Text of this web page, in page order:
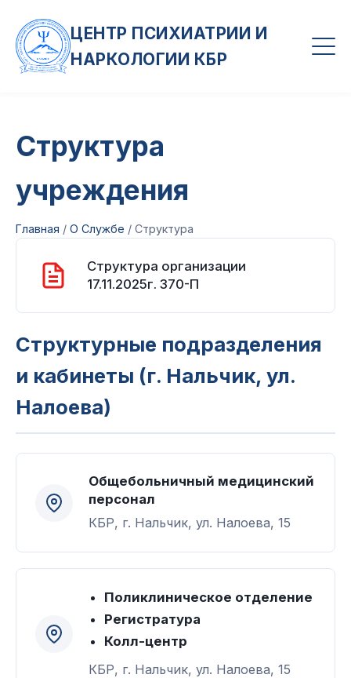
ЦЕНТР ПСИХИАТРИИ И
НАРКОЛОГИИ КБР
Структура
учреждения
Главная / О Службе / Структура
Структура организации
17.11.2025г. 370-П
Структурные подразделения
и кабинеты (г. Нальчик, ул.
Налоева)
Общебольничный медицинский
персонал
КБР, г. Нальчик, ул. Налоева, 15
Поликлиническое отделение
Регистратура
Колл-центр
КБР, г. Нальчик, ул. Налоева, 15